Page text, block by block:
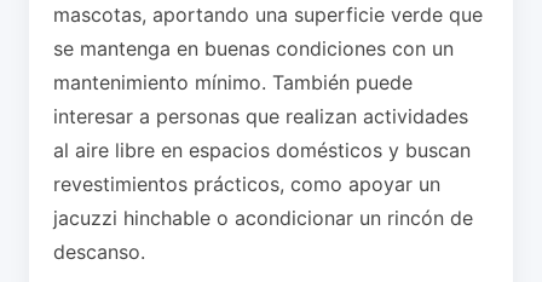
mascotas, aportando una superficie verde que
se mantenga en buenas condiciones con un
mantenimiento mínimo. También puede
interesar a personas que realizan actividades
al aire libre en espacios domésticos y buscan
revestimientos prácticos, como apoyar un
jacuzzi hinchable o acondicionar un rincón de
descanso.